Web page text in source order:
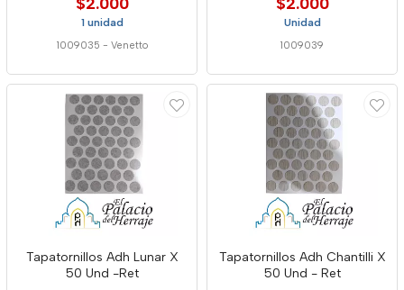
1 unidad
1009035 - Venetto
Unidad
1009039
Tapatornillos Adh Lunar X
50 Und -Ret
Tapatornillos Adh Chantilli X
50 Und - Ret